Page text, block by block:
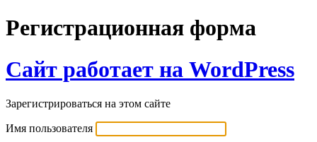
Регистрационная форма
Сайт работает на WordPress
Зарегистрироваться на этом сайте
Имя пользователя